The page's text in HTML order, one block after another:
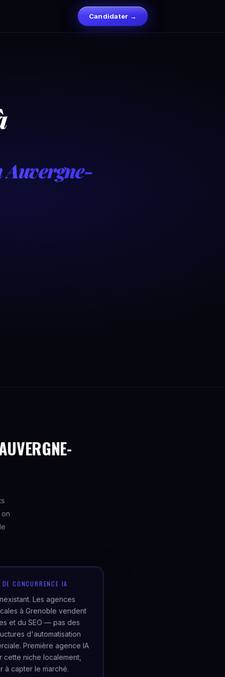
Candidater →
Auvergne-
CONCURRENCE IA
Les agences
à Grenoble vendent
et du SEO — pas des
d'automatisation
Première agence IA
cette niche localement,
à capter le marché.